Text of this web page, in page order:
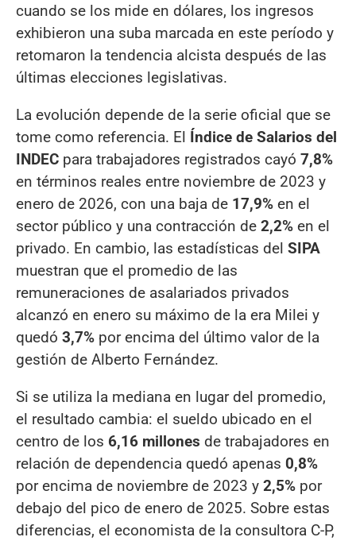
cuando se los mide en dólares, los ingresos
exhibieron una suba marcada en este período y
retomaron la tendencia alcista después de las
últimas elecciones legislativas.
La evolución depende de la serie oficial que se
tome como referencia. El Índice de Salarios del
INDEC para trabajadores registrados cayó 7,8%
en términos reales entre noviembre de 2023 y
enero de 2026, con una baja de 17,9% en el
sector público y una contracción de 2,2% en el
privado. En cambio, las estadísticas del SIPA
muestran que el promedio de las
remuneraciones de asalariados privados
alcanzó en enero su máximo de la era Milei y
quedó 3,7% por encima del último valor de la
gestión de Alberto Fernández.
Si se utiliza la mediana en lugar del promedio,
el resultado cambia: el sueldo ubicado en el
centro de los 6,16 millones de trabajadores en
relación de dependencia quedó apenas 0,8%
por encima de noviembre de 2023 y 2,5% por
debajo del pico de enero de 2025. Sobre estas
diferencias, el economista de la consultora C-P,